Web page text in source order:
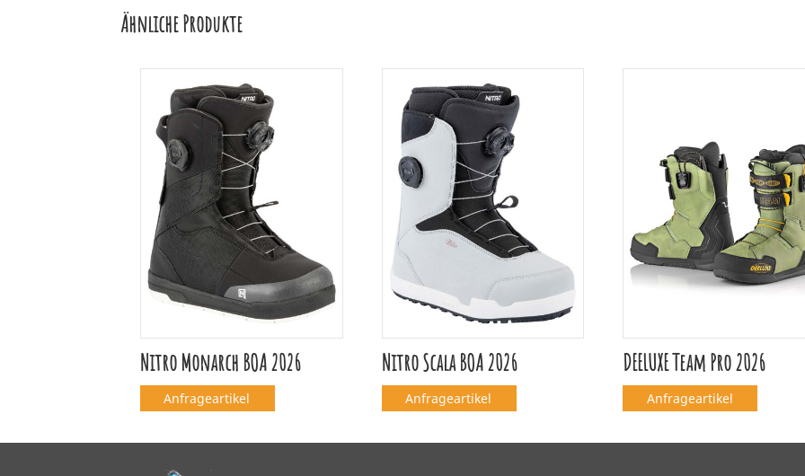
Ähnliche Produkte
Nitro Monarch BOA 2026
Anfrageartikel
Nitro Scala BOA 2026
Anfrageartikel
DEELUXE Team Pro 2026
Anfrageartikel